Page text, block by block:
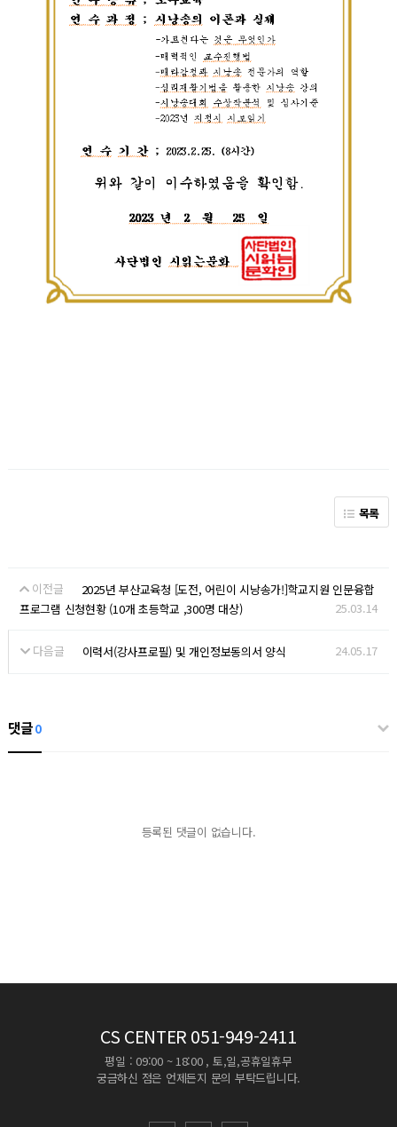
목록
이전글
2025년 부산교육청 [도전, 어린이 시낭송가!]학교지원 인문융합
프로그램 신청현황 (10개 초등학교 ,300명 대상)
25.03.14
다음글 이력서(강사프로필) 및 개인정보동의서 양식 24.05.17
댓글0
등록된 댓글이 없습니다.
CS CENTER 051-949-2411
평일 : 09:00 ~ 18:00 , 토,일,공휴일휴무
궁금하신 점은 언제든지 문의 부탁드립니다.